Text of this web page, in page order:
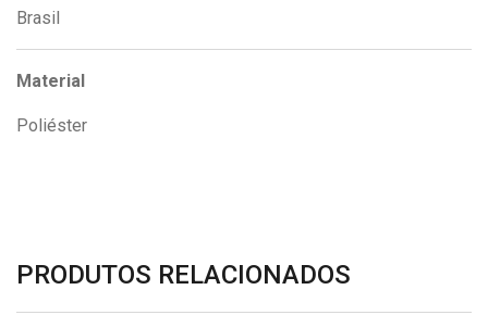
Brasil
Material
Poliéster
PRODUTOS RELACIONADOS